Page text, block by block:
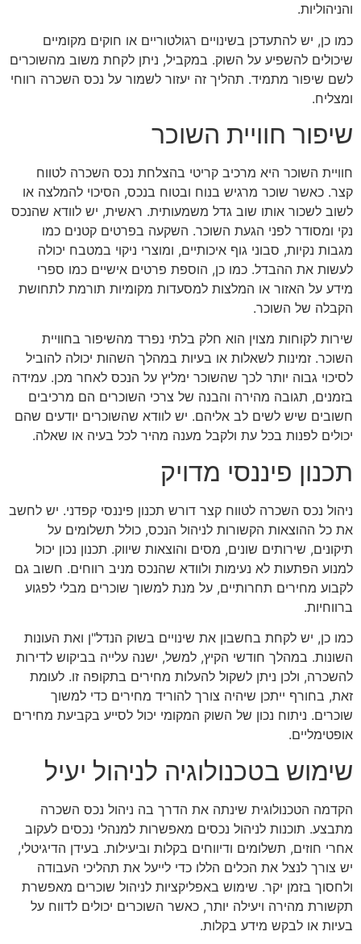
והניהוליות.
כמו כן, יש להתעדכן בשינויים רגולטוריים או חוקים מקומיים
שיכולים להשפיע על השוק. במקביל, ניתן לקחת משוב מהשוכרים
לשם שיפור מתמיד. תהליך זה יעזור לשמור על נכס השכרה רווחי
ומצליח.
שיפור חוויית השוכר
חוויית השוכר היא מרכיב קריטי בהצלחת נכס השכרה לטווח
קצר. כאשר שוכר מרגיש בנוח ובטוח בנכס, הסיכוי להמלצה או
לשוב לשכור אותו שוב גדל משמעותית. ראשית, יש לוודא שהנכס
נקי ומסודר לפני הגעת השוכר. השקעה בפרטים קטנים כמו
מגבות נקיות, סבוני גוף איכותיים, ומוצרי ניקוי במטבח יכולה
לעשות את ההבדל. כמו כן, הוספת פרטים אישיים כמו ספרי
מידע על האזור או המלצות למסעדות מקומיות תורמת לתחושת
הקבלה של השוכר.
שירות לקוחות מצוין הוא חלק בלתי נפרד מהשיפור בחוויית
השוכר. זמינות לשאלות או בעיות במהלך השהות יכולה להוביל
לסיכוי גבוה יותר לכך שהשוכר ימליץ על הנכס לאחר מכן. עמידה
בזמנים, תגובה מהירה והבנה של צרכי השוכרים הם מרכיבים
חשובים שיש לשים לב אליהם. יש לוודא שהשוכרים יודעים שהם
יכולים לפנות בכל עת ולקבל מענה מהיר לכל בעיה או שאלה.
תכנון פיננסי מדויק
ניהול נכס השכרה לטווח קצר דורש תכנון פיננסי קפדני. יש לחשב
את כל ההוצאות הקשורות לניהול הנכס, כולל תשלומים על
תיקונים, שירותים שונים, מסים והוצאות שיווק. תכנון נכון יכול
למנוע הפתעות לא נעימות ולוודא שהנכס מניב רווחים. חשוב גם
לקבוע מחירים תחרותיים, על מנת למשוך שוכרים מבלי לפגוע
ברווחיות.
כמו כן, יש לקחת בחשבון את שינויים בשוק הנדל"ן ואת העונות
השונות. במהלך חודשי הקיץ, למשל, ישנה עלייה בביקוש לדירות
להשכרה, ולכן ניתן לשקול להעלות מחירים בתקופה זו. לעומת
זאת, בחורף ייתכן שיהיה צורך להוריד מחירים כדי למשוך
שוכרים. ניתוח נכון של השוק המקומי יכול לסייע בקביעת מחירים
אופטימליים.
שימוש בטכנולוגיה לניהול יעיל
הקדמה הטכנולוגית שינתה את הדרך בה ניהול נכס השכרה
מתבצע. תוכנות לניהול נכסים מאפשרות למנהלי נכסים לעקוב
אחרי חוזים, תשלומים ודיווחים בקלות וביעילות. בעידן הדיגיטלי,
יש צורך לנצל את הכלים הללו כדי לייעל את תהליכי העבודה
ולחסוך בזמן יקר. שימוש באפליקציות לניהול שוכרים מאפשרת
תקשורת מהירה ויעילה יותר, כאשר השוכרים יכולים לדווח על
בעיות או לבקש מידע בקלות.